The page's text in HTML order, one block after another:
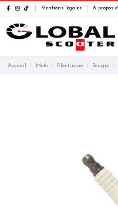
Mentions légales A propos
Accueil Moto Electrique Bougie